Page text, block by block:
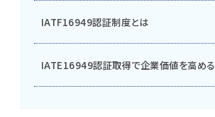
IATF16949認証制度とは
IATE16949認証取得で企業価値を高める